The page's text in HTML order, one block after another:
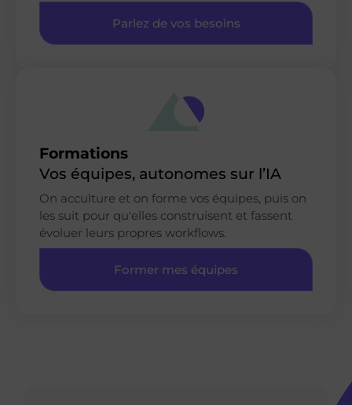
Parlez de vos besoins
Formations
Vos équipes, autonomes sur l’IA
On acculture et on forme vos équipes, puis on
les suit pour qu'elles construisent et fassent
évoluer leurs propres workflows.
Former mes équipes